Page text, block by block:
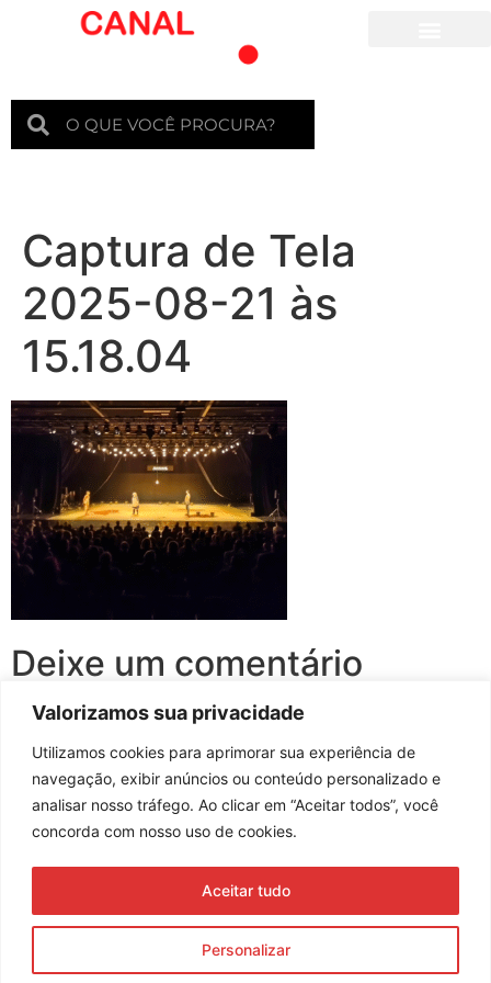
Valorizamos sua privacidade
Utilizamos cookies para aprimorar sua experiência de
navegação, exibir anúncios ou conteúdo personalizado e
analisar nosso tráfego. Ao clicar em “Aceitar todos”, você
concorda com nosso uso de cookies.
Personalizar
Aceitar tudo
Captura de Tela
2025-08-21 às
15.18.04
Deixe um comentário
Você precisa fazer o loginpara publicar um comentário.
Assine nossa newsletter
Enviar